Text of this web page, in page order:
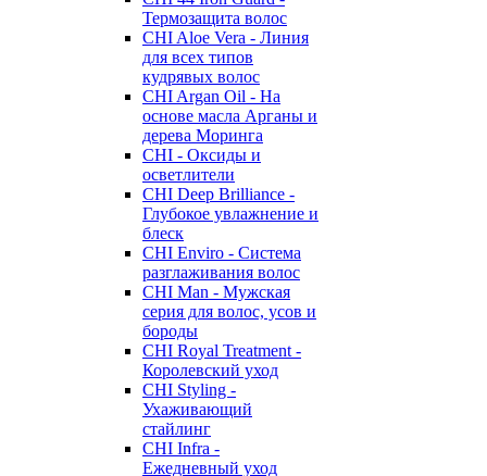
Термозащита волос
CHI Aloe Vera - Линия
для всех типов
кудрявых волос
CHI Argan Oil - На
основе масла Арганы и
дерева Моринга
CHI - Оксиды и
осветлители
CHI Deep Brilliance -
Глубокое увлажнение и
блеск
CHI Enviro - Система
разглаживания волос
CHI Man - Мужская
серия для волос, усов и
бороды
CHI Royal Treatment -
Королевский уход
CHI Styling -
Ухаживающий
стайлинг
CHI Infra -
Ежедневный уход